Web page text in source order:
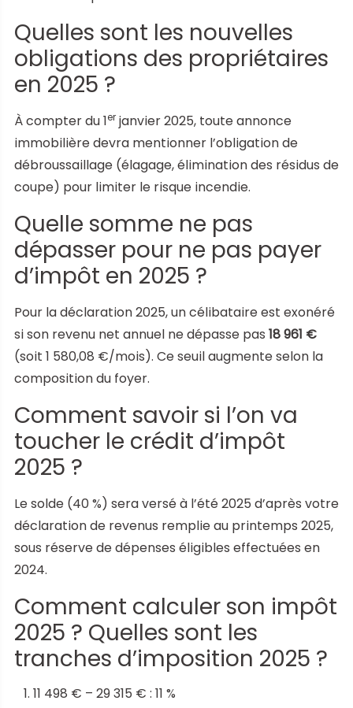
Quelles sont les nouvelles
obligations des propriétaires
en 2025 ?
À compter du 1er janvier 2025, toute annonce
immobilière devra mentionner l’obligation de
débroussaillage (élagage, élimination des résidus de
coupe) pour limiter le risque incendie.
Quelle somme ne pas
dépasser pour ne pas payer
d’impôt en 2025 ?
Pour la déclaration 2025, un célibataire est exonéré
si son revenu net annuel ne dépasse pas 18 961 €
(soit 1 580,08 €/mois). Ce seuil augmente selon la
composition du foyer.
Comment savoir si l’on va
toucher le crédit d’impôt
2025 ?
Le solde (40 %) sera versé à l’été 2025 d’après votre
déclaration de revenus remplie au printemps 2025,
sous réserve de dépenses éligibles effectuées en
2024.
Comment calculer son impôt
2025 ? Quelles sont les
tranches d’imposition 2025 ?
11 498 € – 29 315 € : 11 %